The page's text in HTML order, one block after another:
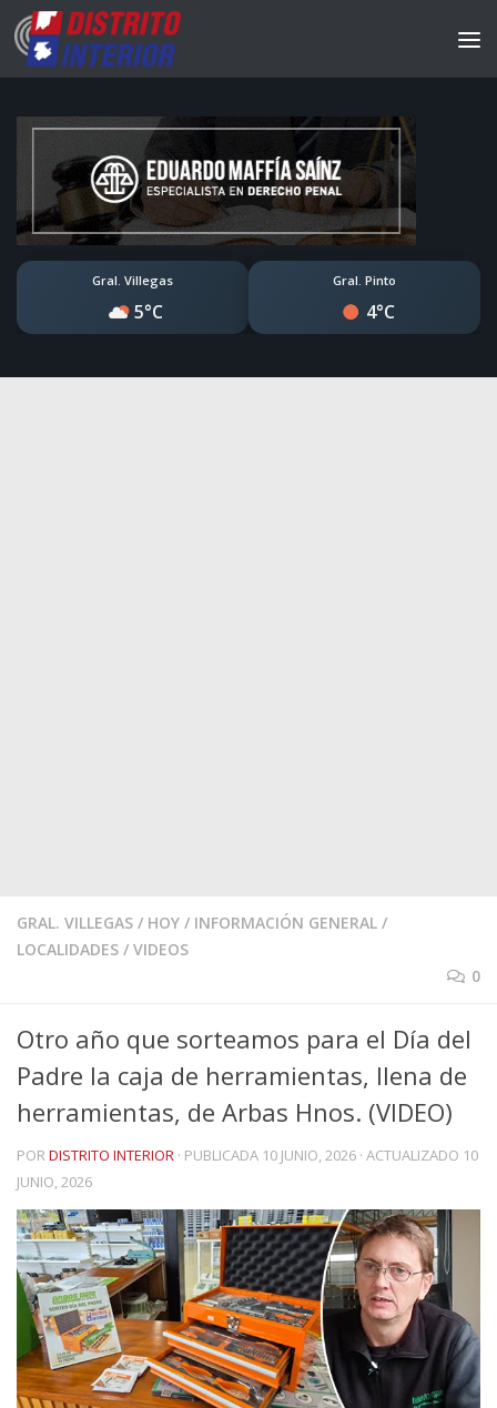
Gral. Villegas
5°C
Gral. Pinto
4°C
GRAL. VILLEGAS / HOY / INFORMACIÓN GENERAL /
LOCALIDADES / VIDEOS
0
Otro año que sorteamos para el Día del
Padre la caja de herramientas, llena de
herramientas, de Arbas Hnos. (VIDEO)
PORDISTRITO INTERIOR · PUBLICADA 10 JUNIO, 2026 · ACTUALIZADO 10
JUNIO, 2026